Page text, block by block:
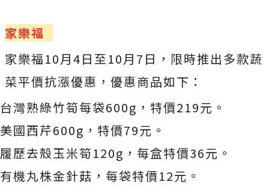
家樂福
家樂福10月4日至10月7日，限時推出多款蔬
菜平價抗漲優惠，優惠商品如下：
台灣熟綠竹筍每袋600g，特價219元。
美國西芹600g，特價79元。
履歷去殼玉米筍120g，每盒特價36元。
有機丸株金針菇，每袋特價12元。